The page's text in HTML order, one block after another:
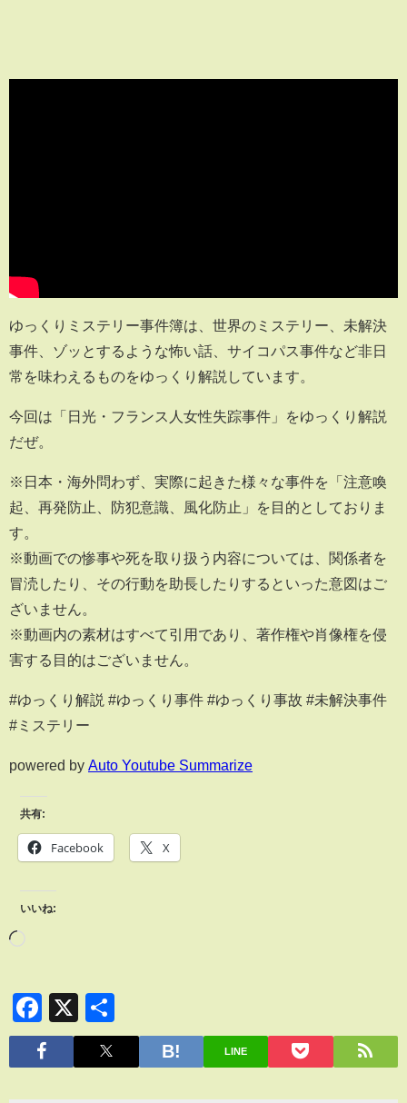
ゆっくりミステリー事件簿は、世界のミステリー、未解決
事件、ゾッとするような怖い話、サイコパス事件など非日
常を味わえるものをゆっくり解説しています。
今回は「日光・フランス人女性失踪事件」をゆっくり解説
だぜ。
※日本・海外問わず、実際に起きた様々な事件を「注意喚
起、再発防止、防犯意識、風化防止」を目的としておりま
す。
※動画での惨事や死を取り扱う内容については、関係者を
冒涜したり、その行動を助長したりするといった意図はご
ざいません。
※動画内の素材はすべて引用であり、著作権や肖像権を侵
害する目的はございません。
#ゆっくり解説 #ゆっくり事件 #ゆっくり事故 #未解決事件
#ミステリー
powered by Auto Youtube Summarize
共有:
Facebook X
いいね:
Facebook
X
有
LINE